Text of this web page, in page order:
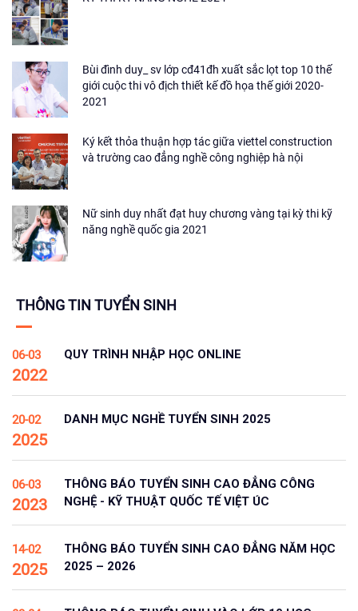
Bùi đình duy_ sv lớp cđ41đh xuất sắc lọt top 10 thế
giới cuộc thi vô địch thiết kế đồ họa thế giới 2020-
2021
Ký kết thỏa thuận hợp tác giữa viettel construction
và trường cao đẳng nghề công nghiệp hà nội
Nữ sinh duy nhất đạt huy chương vàng tại kỳ thi kỹ
năng nghề quốc gia 2021
THÔNG TIN TUYỂN SINH
06-03
2022
QUY TRÌNH NHẬP HỌC ONLINE
20-02
2025
DANH MỤC NGHỀ TUYỂN SINH 2025
06-03
2023
THÔNG BÁO TUYỂN SINH CAO ĐẲNG CÔNG
NGHỆ - KỸ THUẬT QUỐC TẾ VIỆT ÚC
14-02
2025
THÔNG BÁO TUYỂN SINH CAO ĐẲNG NĂM HỌC
2025 – 2026